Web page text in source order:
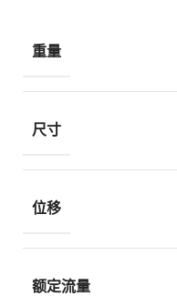
重量
尺寸
位移
额定流量